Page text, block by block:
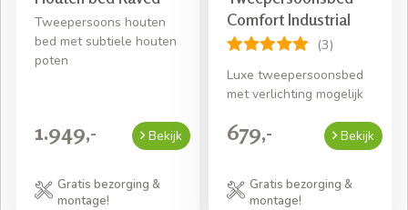
Tweepersoons houten
bed met subtiele houten
poten
1.949,- Bekijk
Gratis bezorging &
montage!
Comfort Industrial
(3)
Luxe tweepersoonsbed
met verlichting mogelijk
679,- Bekijk
Gratis bezorging &
montage!